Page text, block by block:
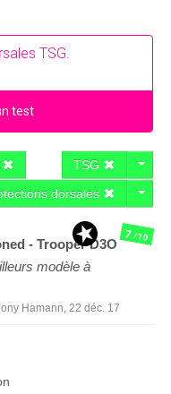
TSG.
test
TSG
dorsales
- Trooper D3O
modèle à
Hamann, 22 déc. 17
7/10